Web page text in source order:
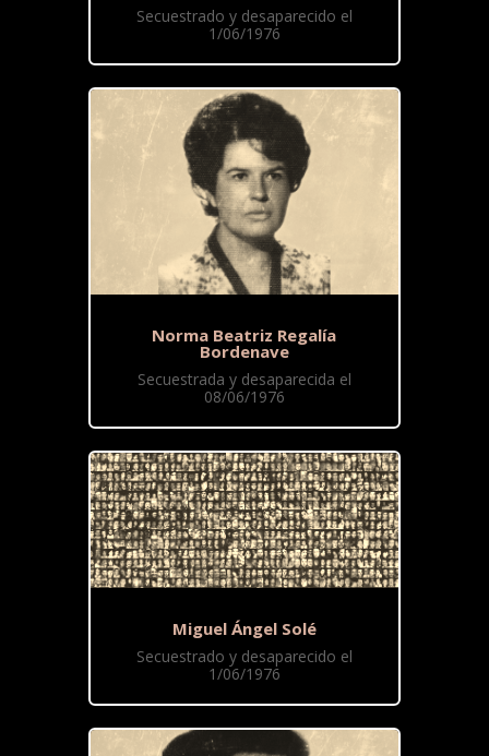
Secuestrado y desaparecido el
1/06/1976
Norma Beatriz Regalía
Bordenave
Secuestrada y desaparecida el
08/06/1976
Miguel Ángel Solé
Secuestrado y desaparecido el
1/06/1976